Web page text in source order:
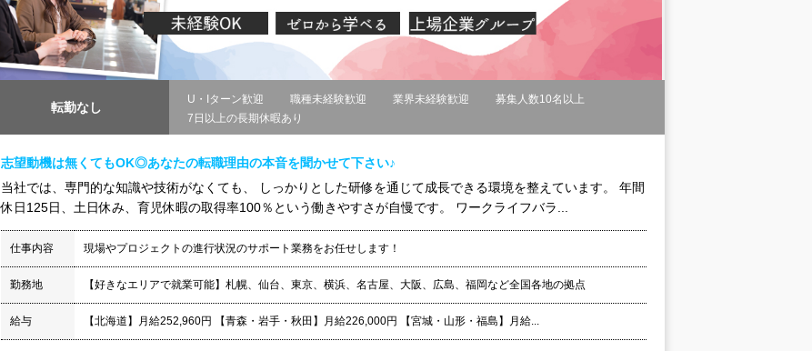
転勤なし
U・Iターン歓迎 職種未経験歓迎 業界未経験歓迎
募集人数10名以上
7日以上の長期休暇あり
志望動機は無くてもOK◎あなたの転職理由の本音を聞かせて下さい♪
当社では、専門的な知識や技術がなくても、 しっかりとした研修を通じて成長できる環境を整えています。 年間
休日125日、土日休み、育児休暇の取得率100％という働きやすさが自慢です。 ワークライフバラ...
仕事内容 現場やプロジェクトの進行状況のサポート業務をお任せします！
勤務地 【好きなエリアで就業可能】札幌、仙台、東京、横浜、名古屋、大阪、広島、福岡など全国各地の拠点
給与 【北海道】月給252,960円 【青森・岩手・秋田】月給226,000円 【宮城・山形・福島】月給...